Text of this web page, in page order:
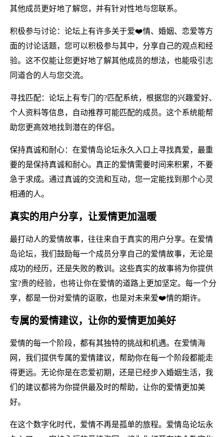
其他成员更好地了解您，并有针对性地与您联系。
积极参与讨论：论坛上有许多关于爱❤️情、婚姻、恋爱等方
面的讨论话题，您可以积极参与其中，分享自己的观点和经
验。这不仅能让您更好地了解其他成员的想法，也能吸引志
同道合的人与您交流。
寻找匹配：论坛上有专门的?匹配系统，根据您的兴趣爱好、
个人资料等信息，自动推荐可能匹配的成员。这个系统能帮
助您更高效地找到潜在的伴侣。
保持真诚和耐心：在爱情岛论坛永久入口上寻找真爱，最重
要的是保持真诚和耐心。真正的爱情需要时间来积累，不要
急于求成。通过真诚的交流和互动，您一定能找到那个心灵
相通的人。
真实的用户分享，让爱情更加温暖
最打动人的爱情故事，往往来自于真实的用户分享。在爱情
岛论坛，我们鼓励每一个成员分享自己的爱情故事，无论是
成功的经历，还是失败的教训。这些真实的故事将为你提供
宝?贵的经验，也将让你在爱情的道路上更加坚定。每一个分
享，都是一份对爱情的讴歌，也是对未来爱❤️情的期许。
专属的爱情建议，让你的爱情更加美好
爱情的每一个阶段，都有其独特的挑战和机遇。在爱情海
网，我们提供专属的爱情建议，帮助你在每一个阶段都能走
得更远。无论你是在恋爱初期，还是已经步入婚姻生活，我
们的建议都将为你提供最及时的帮助，让你的爱情更加美
好。
在这个数字化时代，爱情不再是孤单的旅程。爱情岛论坛永